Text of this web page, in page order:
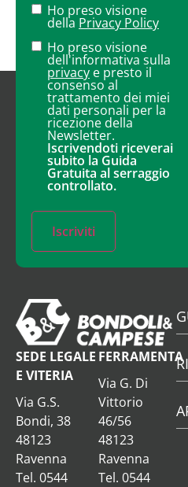
Ho preso visione
della Privacy Policy
Ho preso visione
dell'informativa sulla
privacy e presto il
consenso al
trattamento dei miei
dati personali per la
ricezione della
Newsletter.
Iscrivendoti riceverai
subito la Guida
Gratuita al serraggio
controllato.
Iscriviti
SEDE LEGALE
E VITERIA
Via G.S.
Bondi, 38
48123
Ravenna
Tel. 0544
FERRAMENTA
Via G. Di
Vittorio
46/56
48123
Ravenna
Tel. 0544